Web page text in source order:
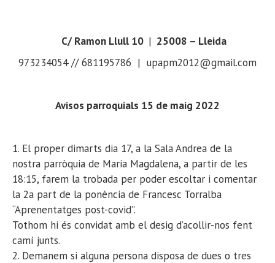
C/ Ramon Llull 10 | 25008 – Lleida
973234054 // 681195786 | upapm2012@gmail.com
Avisos parroquials 15 de maig 2022
1. El proper dimarts dia 17, a la Sala Andrea de la
nostra parròquia de Maria Magdalena, a partir de les
18:15, farem la trobada per poder escoltar i comentar
la 2a part de la ponència de Francesc Torralba
“Aprenentatges post-covid”.
Tothom hi és convidat amb el desig d’acollir-nos fent
camí junts.
2. Demanem si alguna persona disposa de dues o tres